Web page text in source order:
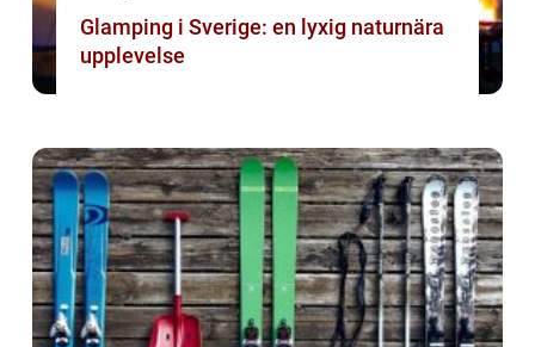
Glamping i Sverige: en lyxig naturnära
upplevelse